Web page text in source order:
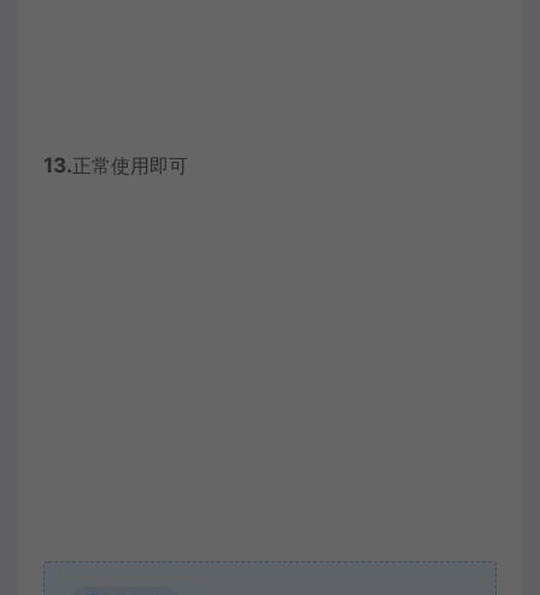
13.正常使用即可